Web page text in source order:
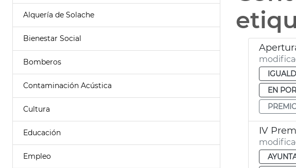
Alquería de Solache
Bienestar Social
Bomberos
Contaminación Acústica
Cultura
Educación
Empleo
EN
IV